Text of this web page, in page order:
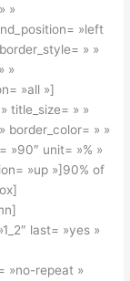
»
»left
» »
»
»all »]
title_size= » »
border_color= » »
»90″ unit= »% »
»up »]90% of
last= »yes »
»no-repeat »